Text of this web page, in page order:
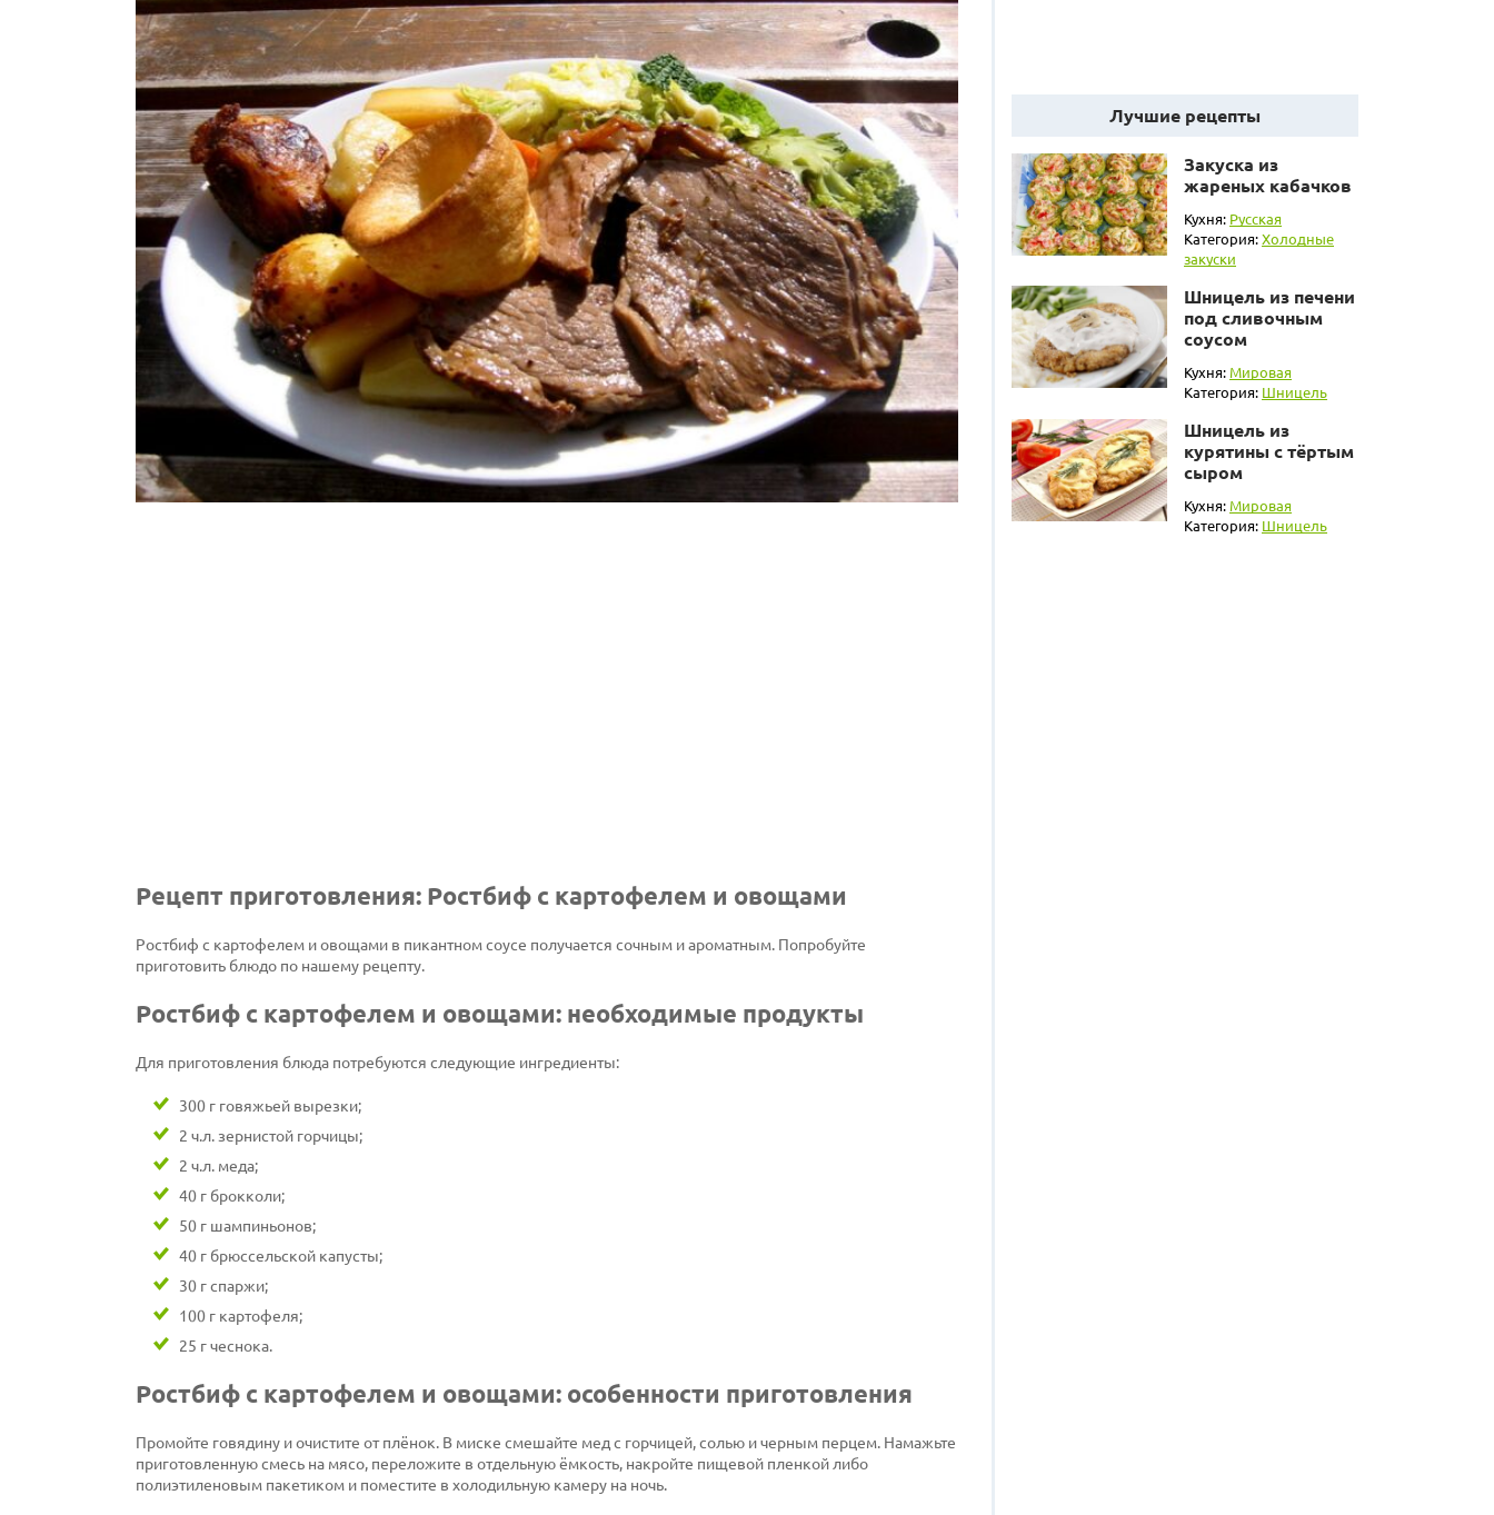
Рецепт приготовления: Ростбиф с картофелем и овощами
Ростбиф с картофелем и овощами в пикантном соусе получается сочным и ароматным. Попробуйте
приготовить блюдо по нашему рецепту.
Ростбиф с картофелем и овощами: необходимые продукты
Для приготовления блюда потребуются следующие ингредиенты:
300 г говяжьей вырезки;
2 ч.л. зернистой горчицы;
2 ч.л. меда;
40 г брокколи;
50 г шампиньонов;
40 г брюссельской капусты;
30 г спаржи;
100 г картофеля;
25 г чеснока.
Ростбиф с картофелем и овощами: особенности приготовления
Промойте говядину и очистите от плёнок. В миске смешайте мед с горчицей, солью и черным перцем. Намажьте
приготовленную смесь на мясо, переложите в отдельную ёмкость, накройте пищевой пленкой либо
полиэтиленовым пакетиком и поместите в холодильную камеру на ночь.
Лучшие рецепты
Закуска из
жареных кабачков
Кухня: Русская
Категория:Холодные
закуски
Шницель из печени
под сливочным
соусом
Кухня: Мировая
Категория: Шницель
Шницель из
курятины с тёртым
сыром
Кухня: Мировая
Категория: Шницель